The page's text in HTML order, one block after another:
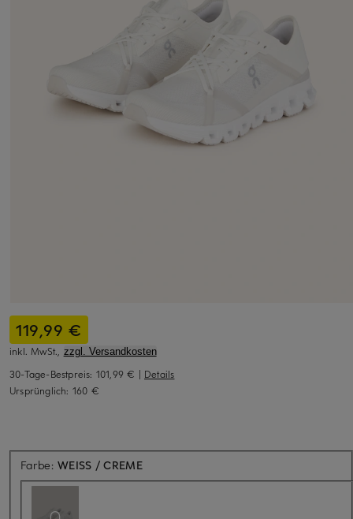
119,99 €
inkl. MwSt., zzgl. Versandkosten
30-Tage-Bestpreis: 101,99 € | Details
Ursprünglich: 160 €
Farbe:WEISS / CREMEAktuell nicht verfügbar